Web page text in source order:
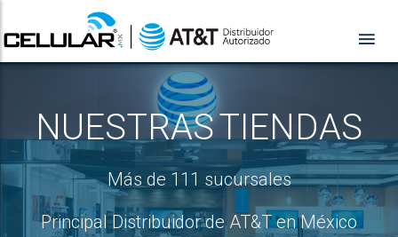
NUESTRAS TIENDAS
Más de 111 sucursales
Principal Distribuidor de AT&T en México